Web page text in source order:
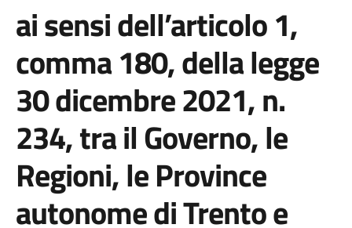
ai sensi dell’articolo 1,
comma 180, della legge
30 dicembre 2021, n.
234, tra il Governo, le
Regioni, le Province
autonome di Trento e